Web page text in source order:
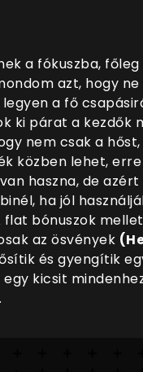
a fókuszba,
azt, hogy
a fő
ki párat a kezdők
nem csak a
közben lehet,
haszna, de
ha jól
bónuszok
az ösvények
és gyengítik
kicsit